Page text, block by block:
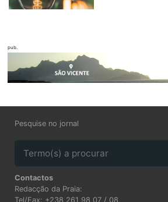
pub.
Pesquise no jornal
Contactos
Redacção da Praia:
Tel/Fax: +238 261 98 07 / 08